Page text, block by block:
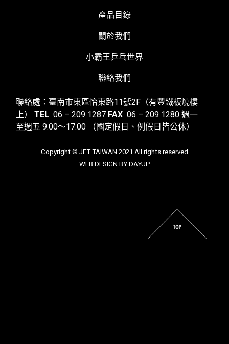
產品目錄
關於我們
小霸王乒乓世界
聯絡我們
聯絡處：臺南市東區怡東路11號2F（有豐鐵板燒樓
上）
TEL06 – 209 1287 FAX06 – 209 1280 週一
至週五 9:00～17:00
（國定假日、例假日皆公休）
Copyright © JET TAIWAN 2021 All rights reserved
WEB DESIGN BY DAYUP